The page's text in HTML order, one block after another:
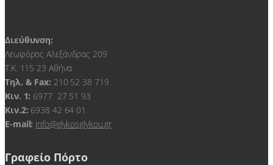
Διεύθυνση:
Λεωφόρος Αλεξάνδρας 209
Τ.Κ. 115 23 Αθήνα
Τηλ. & Fax: 210 52 38 719
Kιν. 1: 6977 27 51 93
Κιν.2: 6938 42 64 01
E-mail: info@glykosglykou.gr
Γραφείο Πόρτο